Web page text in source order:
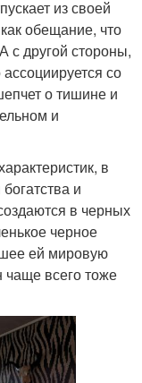
из своей
обещание, что
с другой стороны,
со
о тишине и
и
в
и
в черных
черное
ей мировую
всего тоже